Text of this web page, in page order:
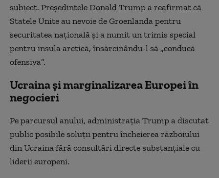
subiect. Preşedintele Donald Trump a reafirmat că
Statele Unite au nevoie de Groenlanda pentru
securitatea naţională şi a numit un trimis special
pentru insula arctică, însărcinându-l să „conducă
ofensiva”.
Ucraina şi marginalizarea Europei în
negocieri
Pe parcursul anului, administraţia Trump a discutat
public posibile soluţii pentru încheierea războiului
din Ucraina fără consultări directe substanţiale cu
liderii europeni.